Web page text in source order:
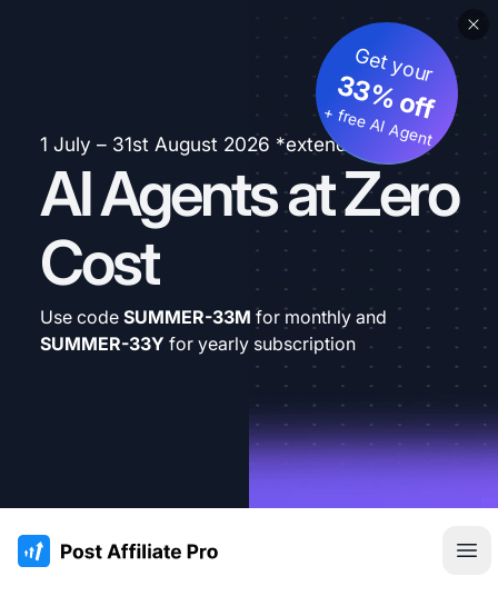
1 July – 31st August 2026 *extended
AI Agents at Zero
Cost
Get your
33% off
+ free AI Agent
Use code SUMMER-33M for monthly and
SUMMER-33Y for yearly subscription
:site.title